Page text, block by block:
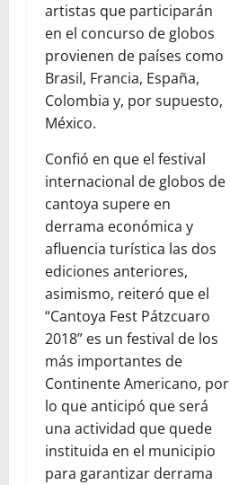
artistas que participarán
en el concurso de globos
provienen de países como
Brasil, Francia, España,
Colombia y, por supuesto,
México.
Confió en que el festival
internacional de globos de
cantoya supere en
derrama económica y
afluencia turística las dos
ediciones anteriores,
asimismo, reiteró que el
“Cantoya Fest Pátzcuaro
2018” es un festival de los
más importantes de
Continente Americano, por
lo que anticipó que será
una actividad que quede
instituida en el municipio
para garantizar derrama